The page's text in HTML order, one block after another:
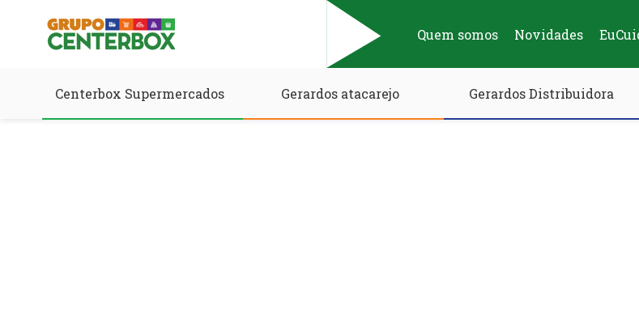
Quem somos Novidades
Centerbox Supermercados Gerardos atacarejo Gerardos Distribuidora